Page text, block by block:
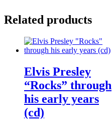
Related products
Elvis Presley
“Rocks” through
his early years
(cd)